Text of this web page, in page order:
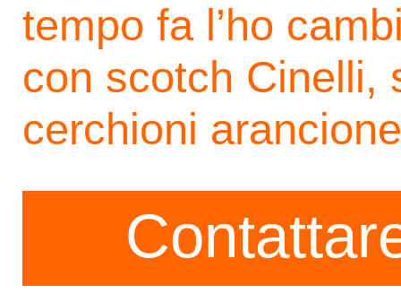
tempo fa l’ho
con scotch Cinelli,
cerchioni